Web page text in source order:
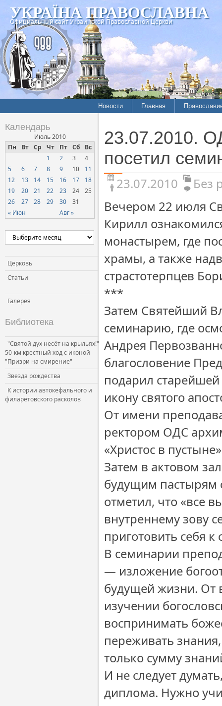
УКРАЇНА ПРАВОСЛАВНА
Официальный сайт Украинской Православной Церкви
Новости Главная
Календарь
Июль 2010
Пн
Вт Ср Чт Пт Сб Вс
« Июн Авг »
1 2 3
4
5
6 7 8 9 10
11
12
13 14 15 16 17
18
19
20 21 22 23 24
25
26
27 28 29 30 31
Церковь
Статьи
Галерея
Библиотека
"Святой дух несёт на крыльях!"
50-км крестный ход с иконой
"Призри на смирение"
Звезда рождества
К истории автокефального и
филаретовского расколов
23.07.2010.
посетил
23.07.2010
Без
Вечером 22 июля
Кирилл
монастырем, где
храмы, а также
страстотерпцев
***
Затем Святейший
семинарию, где
Андрея
благословение
подарил
икону святого
От имени
ректором ОДС
«Христос в
Затем в актовом
будущим пастырям
отметил, что «все
внутреннему зову
приготовить себя
В семинарии
— изложение
будущей жизни. От
изучении
воспринимать
переживать
только сумму
И не следует
диплома. Нужно